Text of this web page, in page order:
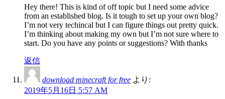
Hey there! This is kind of off topic but I need some advice
from an established blog. Is it tough to set up your own blog?
I’m not very techincal but I can figure things out pretty quick.
I’m thinking about making my own but I’m not sure where to
start. Do you have any points or suggestions? With thanks
返信
download minecraft for free より:
2019年5月16日 5:57 AM